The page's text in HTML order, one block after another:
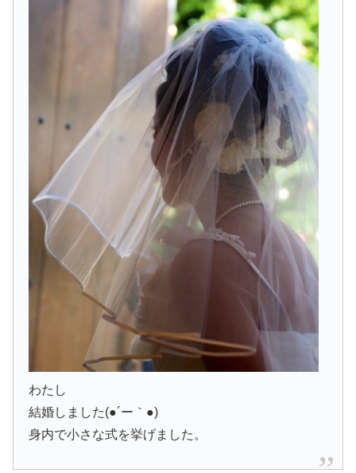
わたし
結婚しました(●´ー｀●)
身内で小さな式を挙げました。